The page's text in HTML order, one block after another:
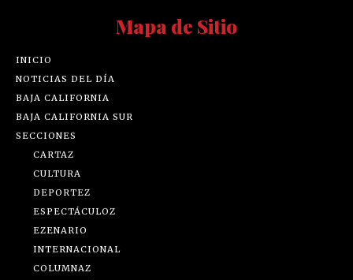
Mapa de Sitio
INICIO
NOTICIAS DEL DÍA
BAJA CALIFORNIA
BAJA CALIFORNIA SUR
SECCIONES
CARTAZ
CULTURA
DEPORTEZ
ESPECTÁCULOZ
EZENARIO
INTERNACIONAL
COLUMNAZ